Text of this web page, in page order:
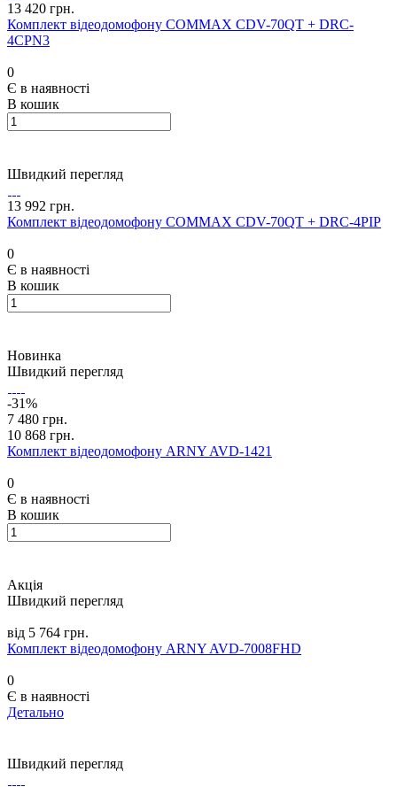
13 420 грн.
Комплект відеодомофону COMMAX CDV-70QT + DRC-
4CPN3
0
Є в наявності
В кошик
Швидкий перегляд
13 992 грн.
Комплект відеодомофону COMMAX CDV-70QT + DRC-4PIP
0
Є в наявності
В кошик
Новинка
Швидкий перегляд
-31%
7 480 грн.
10 868 грн.
Комплект відеодомофону ARNY AVD-1421
0
Є в наявності
В кошик
Акція
Швидкий перегляд
від 5 764 грн.
Комплект відеодомофону ARNY AVD-7008FHD
0
Є в наявності
Детально
Швидкий перегляд